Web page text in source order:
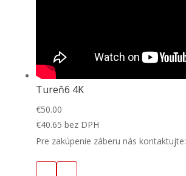
Tureň6 4K
€50.00
€40.65 bez DPH
Pre zakúpenie záberu nás kontaktujte: